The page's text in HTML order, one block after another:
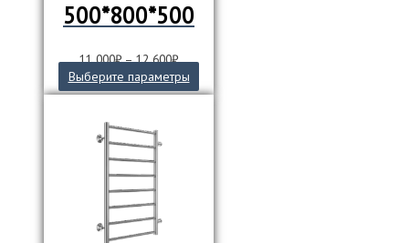
500*800*500
11 000₽–12 600₽
Выберите параметры
товар